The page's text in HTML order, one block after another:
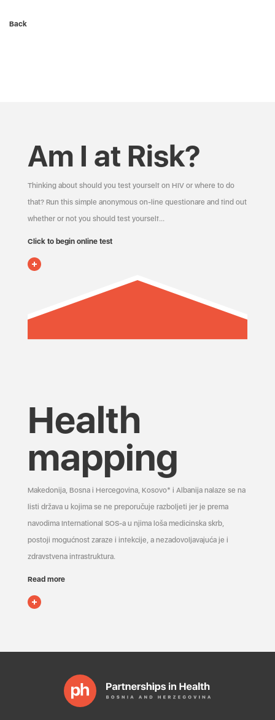
Back
Am I at Risk?
Thinking about should you test yourself on HIV or where to do
that? Run this simple anonymous on-line questionare and find out
whether or not you should test yourself…
Click to begin online test
Health
mapping
Makedonija, Bosna i Hercegovina, Kosovo* i Albanija nalaze se na
listi država u kojima se ne preporučuje razboljeti jer je prema
navodima International SOS-a u njima loša medicinska skrb,
postoji mogućnost zaraze i infekcije, a nezadovoljavajuća je i
zdravstvena infrastruktura.
Read more